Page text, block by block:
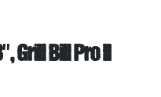
Grill Bill Pro II